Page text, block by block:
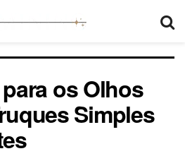
os Olhos
Simples